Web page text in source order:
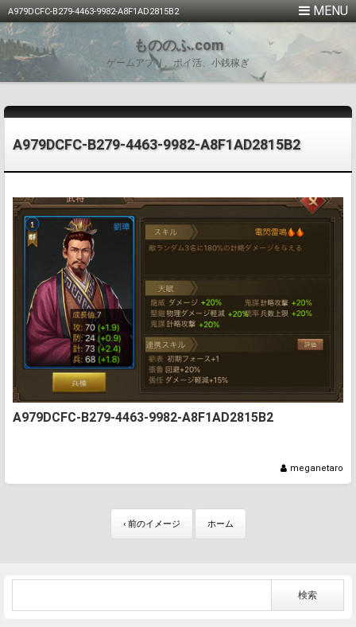
A979DCFC-B279-4463-9982-A8F1AD2815B2
もののふ.com
ゲームアプリ、ポイ活、小銭稼ぎ
A979DCFC-B279-4463-9982-A8F1AD2815B2
A979DCFC-B279-4463-9982-A8F1AD2815B2
meganetaro
‹ 前のイメージ ホーム